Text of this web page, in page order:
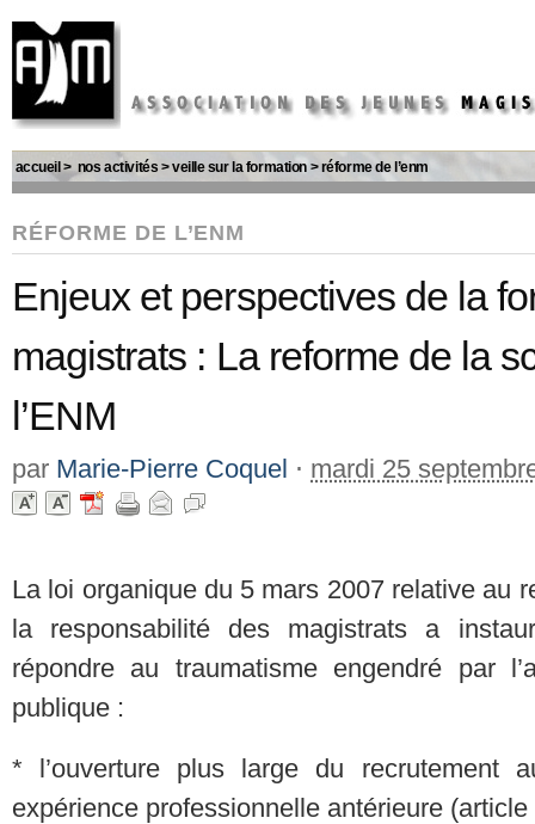
accueil > nos activités >veille sur la formation >réforme de l’enm
RÉFORME DE L’ENM
Enjeux et perspectives de la
magistrats : La reforme de la
l’ENM
par Marie-Pierre Coquel ⋅ mardi 25
La loi organique du 5 mars 2007 relative au
la responsabilité des magistrats a
répondre au traumatisme engendré par
publique :
* l’ouverture plus large du recrutement
expérience professionnelle antérieure